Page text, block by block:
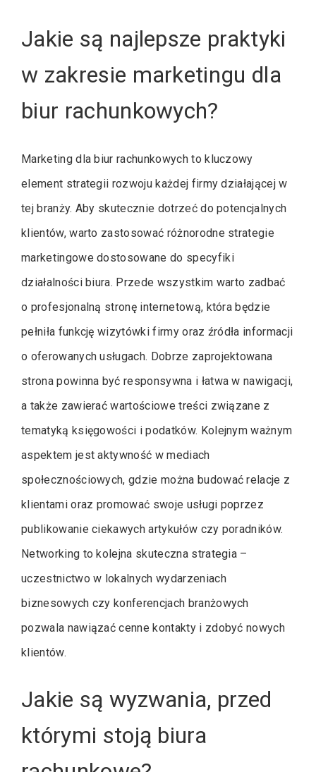
Jakie są najlepsze praktyki
w zakresie marketingu dla
biur rachunkowych?
Marketing dla biur rachunkowych to kluczowy
element strategii rozwoju każdej firmy działającej w
tej branży. Aby skutecznie dotrzeć do potencjalnych
klientów, warto zastosować różnorodne strategie
marketingowe dostosowane do specyfiki
działalności biura. Przede wszystkim warto zadbać
o profesjonalną stronę internetową, która będzie
pełniła funkcję wizytówki firmy oraz źródła informacji
o oferowanych usługach. Dobrze zaprojektowana
strona powinna być responsywna i łatwa w nawigacji,
a także zawierać wartościowe treści związane z
tematyką księgowości i podatków. Kolejnym ważnym
aspektem jest aktywność w mediach
społecznościowych, gdzie można budować relacje z
klientami oraz promować swoje usługi poprzez
publikowanie ciekawych artykułów czy poradników.
Networking to kolejna skuteczna strategia –
uczestnictwo w lokalnych wydarzeniach
biznesowych czy konferencjach branżowych
pozwala nawiązać cenne kontakty i zdobyć nowych
klientów.
Jakie są wyzwania, przed
którymi stoją biura